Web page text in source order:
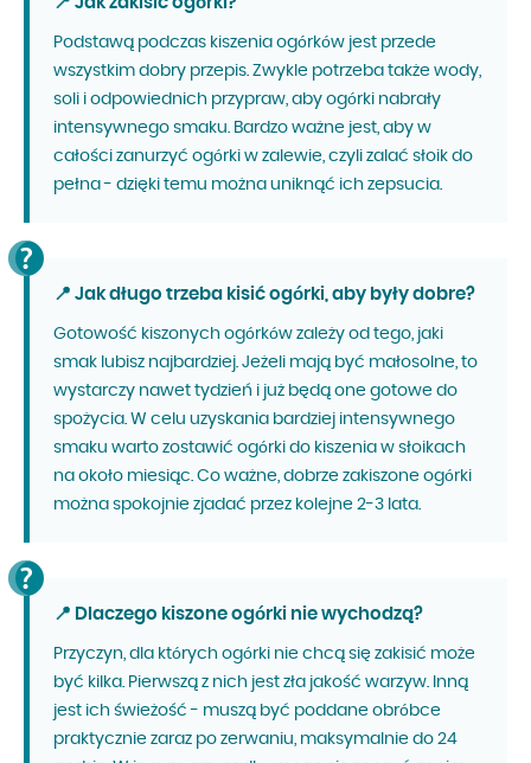
Podstawą podczas kiszenia ogórków jest przede
wszystkim dobry przepis. Zwykle potrzeba także wody,
soli i odpowiednich przypraw, aby ogórki nabrały
intensywnego smaku. Bardzo ważne jest, aby w
całości zanurzyć ogórki w zalewie, czyli zalać słoik do
pełna - dzięki temu można uniknąć ich zepsucia.
📍 Jak długo trzeba kisić ogórki, aby były dobre?
Gotowość kiszonych ogórków zależy od tego, jaki
smak lubisz najbardziej. Jeżeli mają być małosolne, to
wystarczy nawet tydzień i już będą one gotowe do
spożycia. W celu uzyskania bardziej intensywnego
smaku warto zostawić ogórki do kiszenia w słoikach
na około miesiąc. Co ważne, dobrze zakiszone ogórki
można spokojnie zjadać przez kolejne 2-3 lata.
📍 Dlaczego kiszone ogórki nie wychodzą?
Przyczyn, dla których ogórki nie chcą się zakisić może
być kilka. Pierwszą z nich jest zła jakość warzyw. Inną
jest ich świeżość - muszą być poddane obróbce
praktycznie zaraz po zerwaniu, maksymalnie do 24